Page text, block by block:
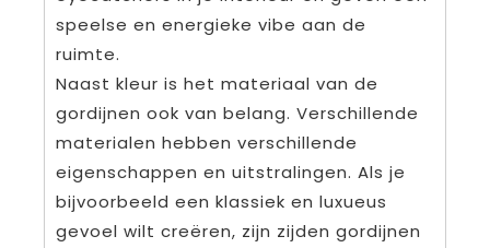
speelse en energieke vibe aan de
ruimte.
Naast kleur is het materiaal van de
gordijnen ook van belang. Verschillende
materialen hebben verschillende
eigenschappen en uitstralingen. Als je
bijvoorbeeld een klassiek en luxueus
gevoel wilt creëren, zijn zijden gordijnen